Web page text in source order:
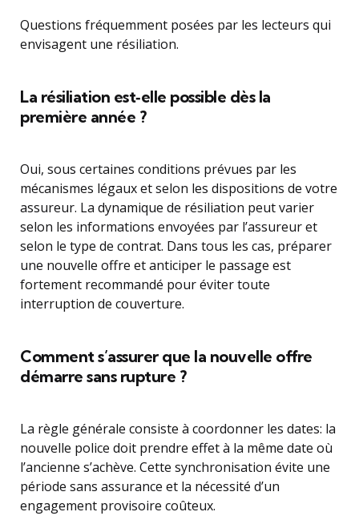
Questions fréquemment posées par les lecteurs qui
envisagent une résiliation.
La résiliation est‑elle possible dès la
première année ?
Oui, sous certaines conditions prévues par les
mécanismes légaux et selon les dispositions de votre
assureur. La dynamique de résiliation peut varier
selon les informations envoyées par l’assureur et
selon le type de contrat. Dans tous les cas, préparer
une nouvelle offre et anticiper le passage est
fortement recommandé pour éviter toute
interruption de couverture.
Comment s’assurer que la nouvelle offre
démarre sans rupture ?
La règle générale consiste à coordonner les dates: la
nouvelle police doit prendre effet à la même date où
l’ancienne s’achève. Cette synchronisation évite une
période sans assurance et la nécessité d’un
engagement provisoire coûteux.